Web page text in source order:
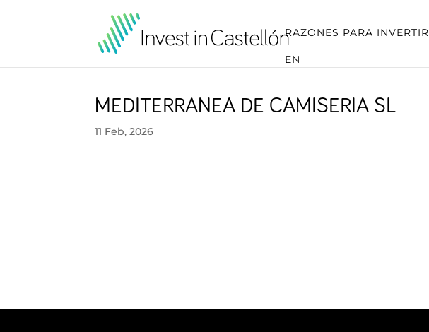
RAZONES PARA INVERTIR
EN
MEDITERRANEA DE CAMISERIA SL
11 Feb, 2026